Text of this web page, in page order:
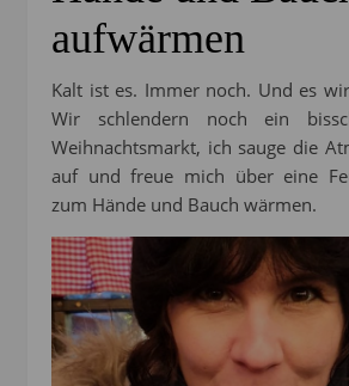
aufwärmen
Kalt ist es. Immer noch. Und es
Wir schlendern noch ein
Weihnachtsmarkt, ich sauge die
auf und freue mich über eine
zum Hände und Bauch wärmen.